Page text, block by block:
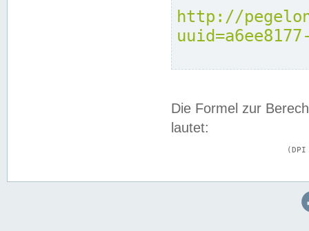
http://
Die Formel zur
lautet: